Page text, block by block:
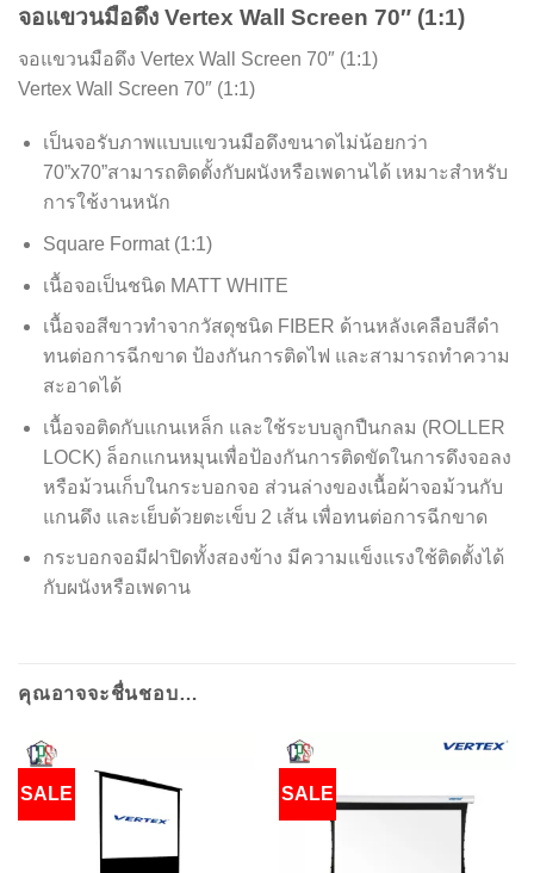
จอแขวนมือดึง Vertex Wall Screen 70″ (1:1)
จอแขวนมือดึง Vertex Wall Screen 70″ (1:1)
Vertex Wall Screen 70″ (1:1)
เป็นจอรับภาพแบบแขวนมือดึงขนาดไม่น้อยกว่า
70”x70”สามารถติดตั้งกับผนังหรือเพดานได้ เหมาะสำหรับ
การใช้งานหนัก
Square Format (1:1)
เนื้อจอเป็นชนิด MATT WHITE
เนื้อจอสีขาวทำจากวัสดุชนิด FIBER ด้านหลังเคลือบสีดำ
ทนต่อการฉีกขาด ป้องกันการติดไฟ และสามารถทำความ
สะอาดได้
เนื้อจอติดกับแกนเหล็ก และใช้ระบบลูกปืนกลม (ROLLER
LOCK) ล็อกแกนหมุนเพื่อป้องกันการติดขัดในการดึงจอลง
หรือม้วนเก็บในกระบอกจอ ส่วนล่างของเนื้อผ้าจอม้วนกับ
แกนดึง และเย็บด้วยตะเข็บ 2 เส้น เพื่อทนต่อการฉีกขาด
กระบอกจอมีฝาปิดทั้งสองข้าง มีความแข็งแรงใช้ติดตั้งได้
กับผนังหรือเพดาน
คุณอาจจะชื่นชอบ…
SALE SALE